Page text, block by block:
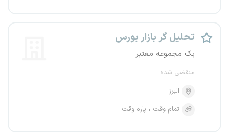
تحلیل گر بازار بورس
یک مجموعه معتبر
منقضی شده
البرز
تمام وقت
پاره وقت